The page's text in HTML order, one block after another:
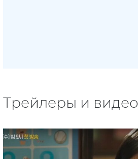
Трейлеры и видео